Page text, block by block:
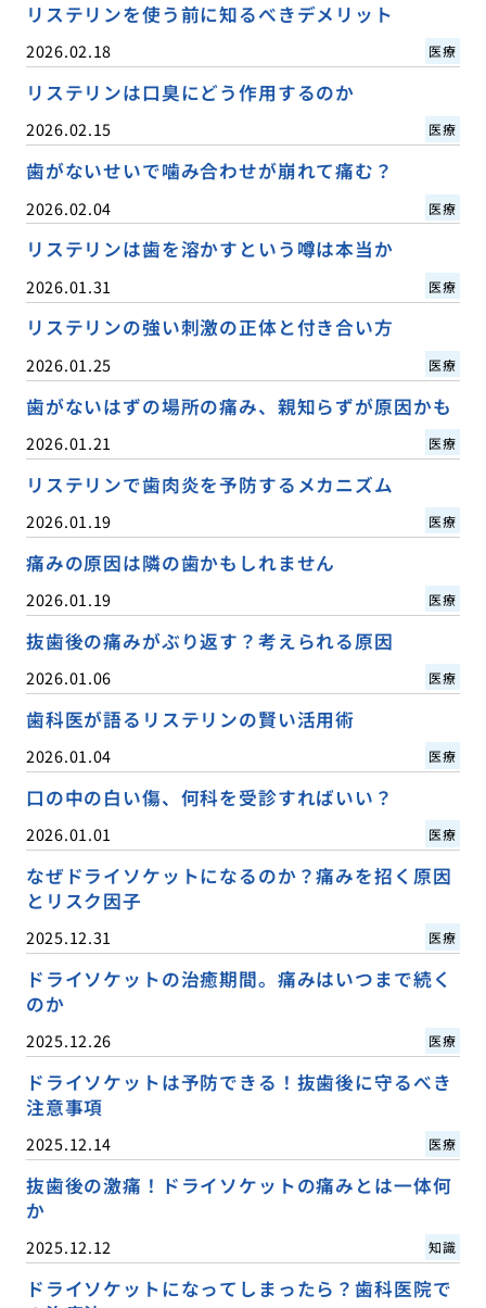
リステリンを使う前に知るべきデメリット
2026.02.18 医療
リステリンは口臭にどう作用するのか
2026.02.15 医療
歯がないせいで噛み合わせが崩れて痛む？
2026.02.04 医療
リステリンは歯を溶かすという噂は本当か
2026.01.31 医療
リステリンの強い刺激の正体と付き合い方
2026.01.25 医療
歯がないはずの場所の痛み、親知らずが原因かも
2026.01.21 医療
リステリンで歯肉炎を予防するメカニズム
2026.01.19 医療
痛みの原因は隣の歯かもしれません
2026.01.19 医療
抜歯後の痛みがぶり返す？考えられる原因
2026.01.06 医療
歯科医が語るリステリンの賢い活用術
2026.01.04 医療
口の中の白い傷、何科を受診すればいい？
2026.01.01 医療
なぜドライソケットになるのか？痛みを招く原因
とリスク因子
2025.12.31 医療
ドライソケットの治癒期間。痛みはいつまで続く
のか
2025.12.26 医療
ドライソケットは予防できる！抜歯後に守るべき
注意事項
2025.12.14 医療
抜歯後の激痛！ドライソケットの痛みとは一体何
か
2025.12.12 知識
ドライソケットになってしまったら？歯科医院で